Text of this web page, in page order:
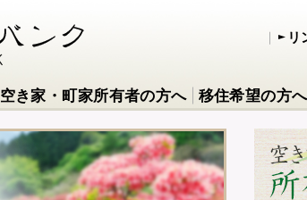
リ
空き家・町家所有者の方へ 移住希望の方へ